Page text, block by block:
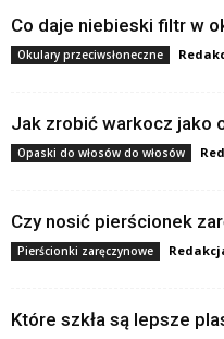
Co daje niebieski filtr w
Okulary przeciwsłoneczne
Jak zrobić warkocz jako
Opaski do włosów do włosów
Czy nosić pierścionek
Pierścionki zaręczynowe
Które szkła są lepsze